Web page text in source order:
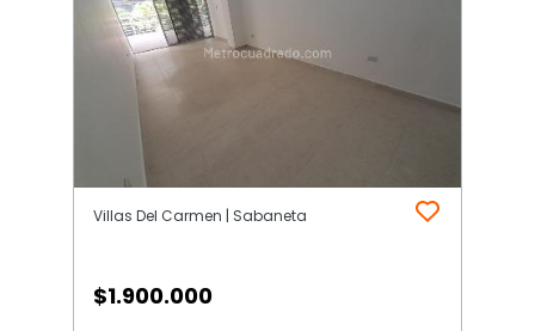
Villas Del Carmen | Sabaneta
$1.900.000